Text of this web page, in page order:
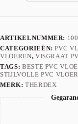
ARTIKELNUMMER:
CATEGORIEËN:PVC
VLOEREN, VISGRAAT
TAGS: BESTE PVC
STIJLVOLLE PVC VLOER
MERK: THERDEX